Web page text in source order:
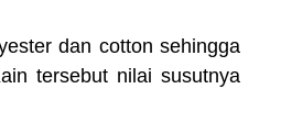
dan cotton sehingga
tersebut nilai susutnya